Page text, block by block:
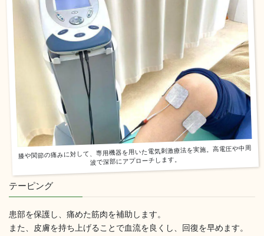
膝や関節の痛みに対して、専用機器を用いた電気刺激療法を実施。高電圧や中周
波で深部にアプローチします。
テーピング
患部を保護し、痛めた筋肉を補助します。
また、皮膚を持ち上げることで血流を良くし、回復を早めます。